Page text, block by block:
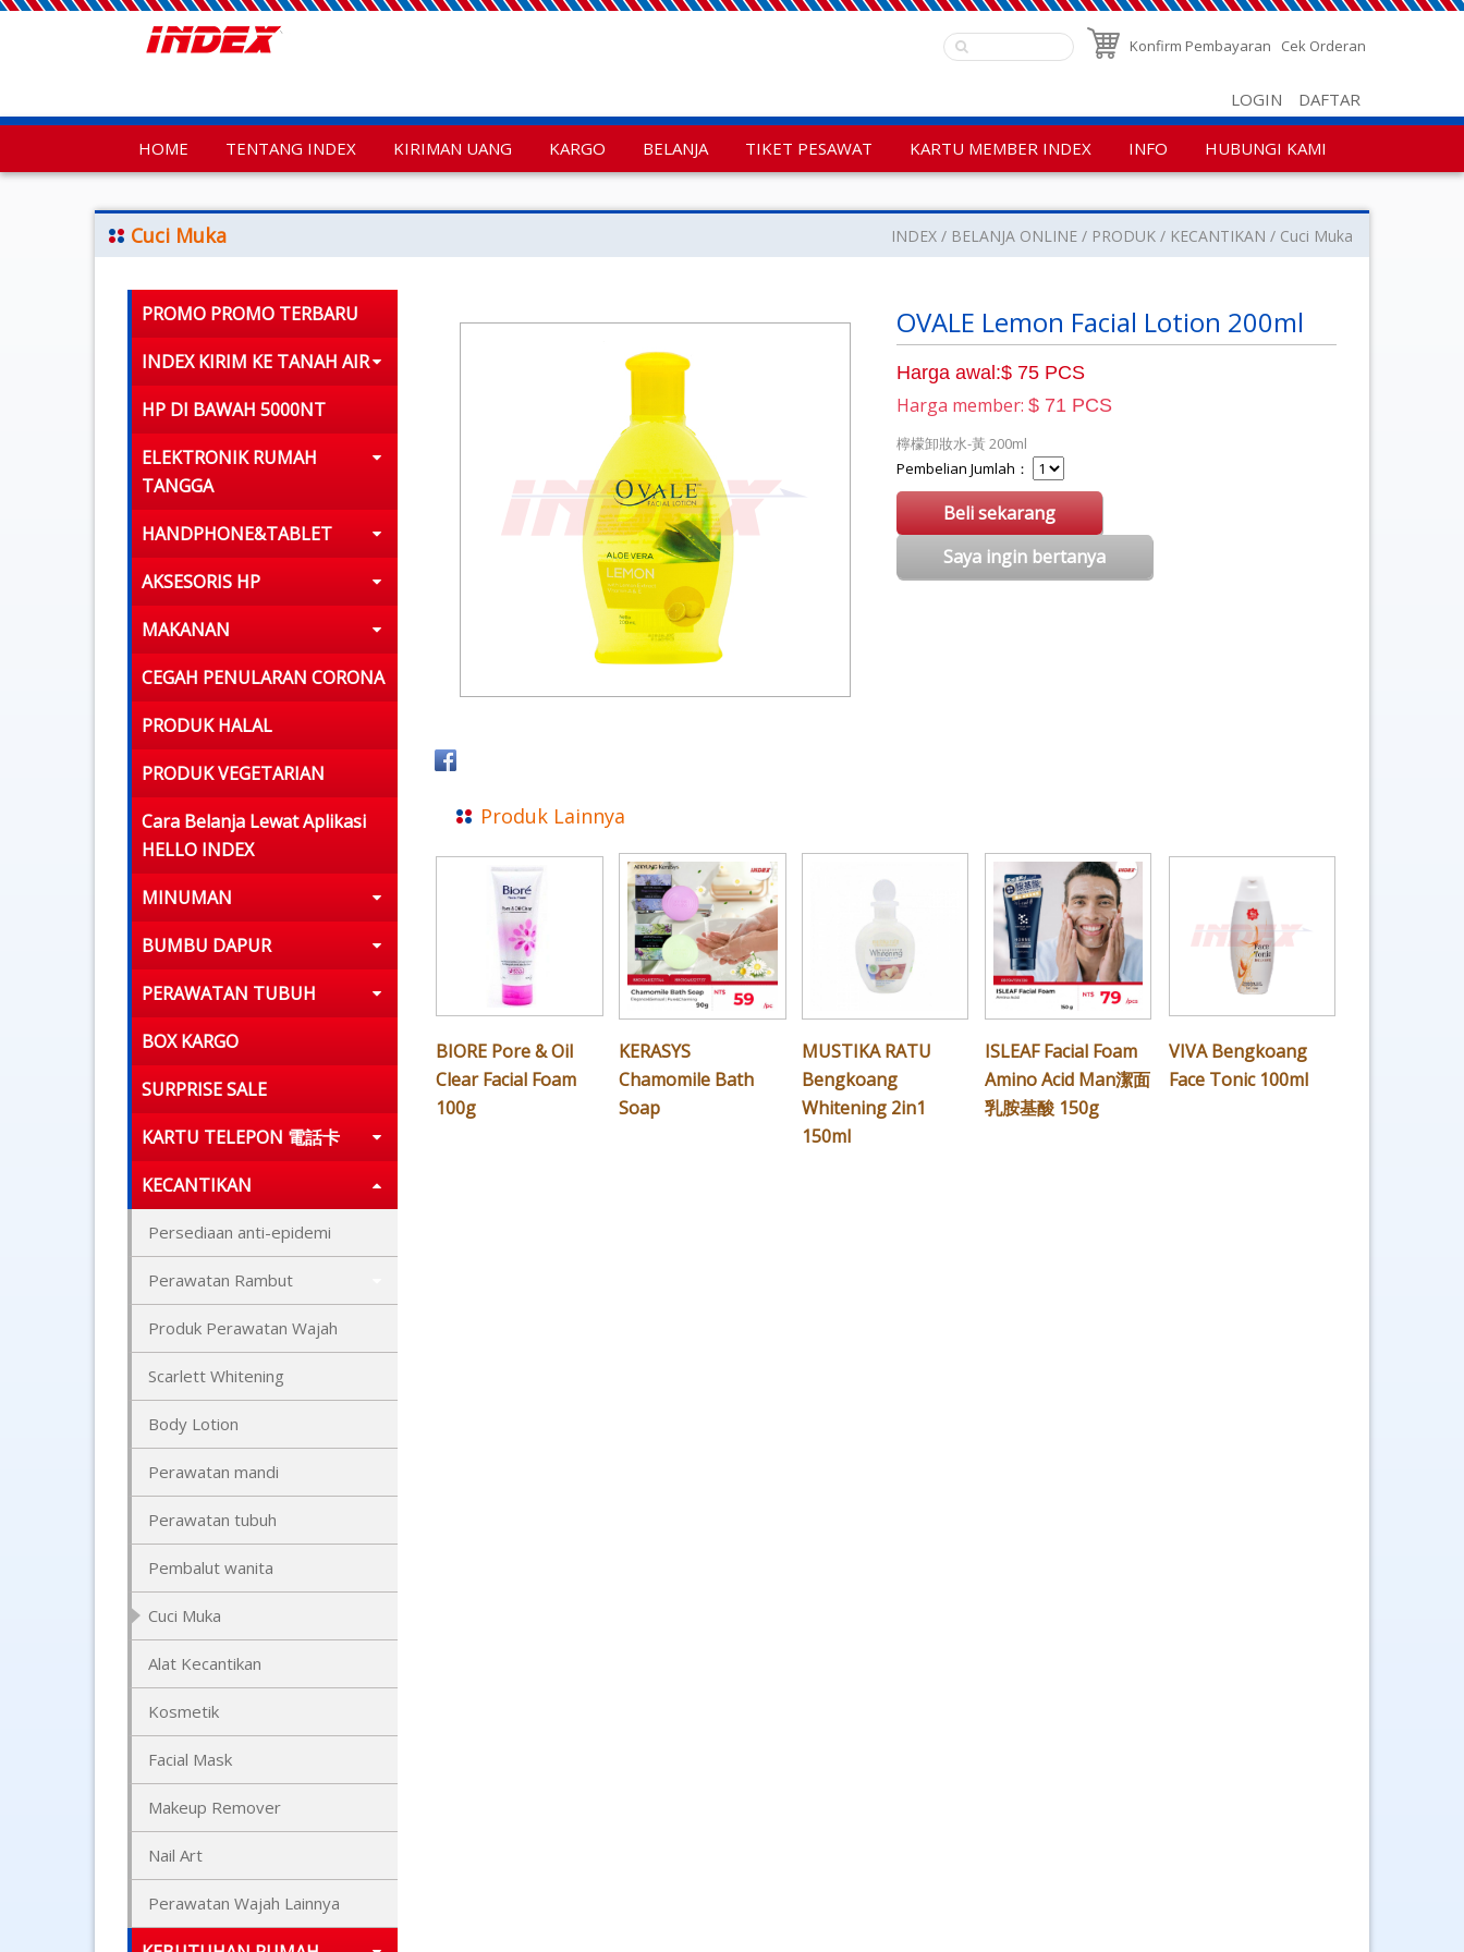
Konfirm Pembayaran Cek Orderan
LOGIN DAFTAR
HOME TENTANG INDEX KIRIMAN UANG KARGO BELANJA TIKET PESAWAT KARTU MEMBER INDEX INFO HUBUNGI KAMI
Cuci Muka INDEX BELANJA ONLINE PRODUK KECANTIKAN Cuci Muka
PROMO PROMO TERBARU
INDEX KIRIM KE TANAH AIR
HP DI BAWAH 5000NT
ELEKTRONIK RUMAH
TANGGA
HANDPHONE&TABLET
AKSESORIS HP
MAKANAN
CEGAH PENULARAN CORONA
PRODUK HALAL
PRODUK VEGETARIAN
Cara Belanja Lewat Aplikasi
HELLO INDEX
MINUMAN
BUMBU DAPUR
PERAWATAN TUBUH
BOX KARGO
SURPRISE SALE
KARTU TELEPON 電話卡
KECANTIKAN
Persediaan anti-epidemi
Perawatan Rambut
Produk Perawatan Wajah
Scarlett Whitening
Body Lotion
Perawatan mandi
Perawatan tubuh
Pembalut wanita
Cuci Muka
Alat Kecantikan
Kosmetik
Facial Mask
Makeup Remover
Nail Art
Perawatan Wajah Lainnya
OVALE Lemon Facial Lotion 200ml
Harga awal:$ 75 PCS
Harga member:$ 71 PCS
檸檬卸妝水-黃 200ml
Pembelian Jumlah：
Beli sekarang
Saya ingin bertanya
Produk Lainnya
BIORE Pore & Oil
Clear Facial Foam
100g
KERASYS
Chamomile Bath
Soap
MUSTIKA RATU
Bengkoang
Whitening 2in1
150ml
ISLEAF Facial Foam
Amino Acid Man潔面
乳胺基酸 150g
VIVA Bengkoang
Face Tonic 100ml